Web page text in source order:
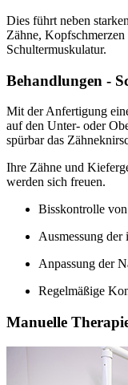
Dies führt neben
Zähne,
Schultermuskulatur.
Behandlungen -
Mit der Anfertigung
auf den Unter- oder
spürbar das
Ihre Zähne und
werden sich freuen.
Bisskontrolle
Ausmessung
Anpassung der
Regelmäßige
Manuelle